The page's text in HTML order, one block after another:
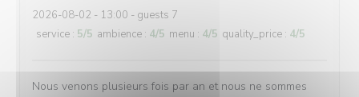
2026-08-02 - 13:00 - guests 7
service : 5/5 ambience : 4/5 menu : 4/5 quality_price : 4/5
Nous venons plusieurs fois par an et nous ne sommes